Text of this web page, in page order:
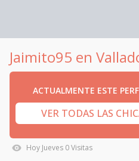
Jaimito95 en
ACTUALMENTE ESTE
VER TODAS LAS
Hoy Jueves 0Visitas